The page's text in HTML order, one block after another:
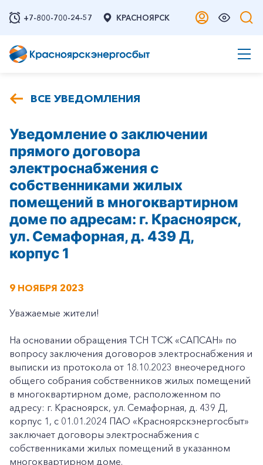
+7-800-700-24-57 КРАСНОЯРСК
ВСЕ УВЕДОМЛЕНИЯ
Уведомление о заключении
прямого договора
электроснабжения с
собственниками жилых
помещений в многоквартирном
доме по адресам: г. Красноярск,
ул. Семафорная, д. 439 Д,
корпус 1
9 НОЯБРЯ 2023
Уважаемые жители!
На основании обращения ТСН ТСЖ «САПСАН» по
вопросу заключения договоров электроснабжения и
выписки из протокола от 18.10.2023 внеочередного
общего собрания собственников жилых помещений
в многоквартирном доме, расположенном по
адресу: г. Красноярск, ул. Семафорная, д. 439 Д,
корпус 1, с 01.01.2024 ПАО «Красноярскэнергосбыт»
заключает договоры электроснабжения с
собственниками жилых помещений в указанном
многоквартирном доме.